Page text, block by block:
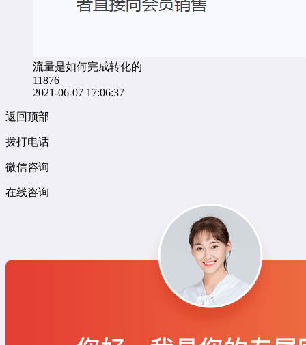
流量是如何完成转化的
11876
2021-06-07 17:06:37
返回顶部
拨打电话
微信咨询
在线咨询